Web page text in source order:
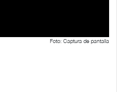
Foto: Captura de pantalla